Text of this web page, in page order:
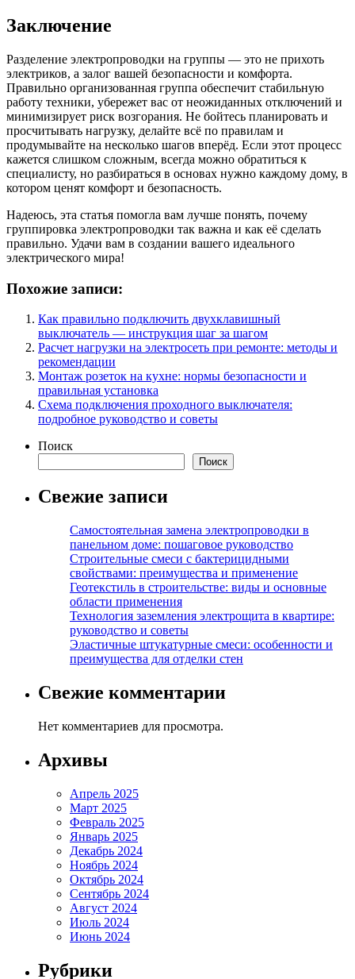
Заключение
Разделение электропроводки на группы — это не прихоть
электриков, а залог вашей безопасности и комфорта.
Правильно организованная группа обеспечит стабильную
работу техники, убережет вас от неожиданных отключений и
минимизирует риск возгорания. Не бойтесь планировать и
просчитывать нагрузку, делайте всё по правилам и
продумывайте на несколько шагов вперёд. Если этот процесс
кажется слишком сложным, всегда можно обратиться к
специалисту, но разбираться в основах нужно каждому дому, в
котором ценят комфорт и безопасность.
Надеюсь, эта статья помогла вам лучше понять, почему
группировка электропроводки так важна и как её сделать
правильно. Удачи вам в создании вашего идеального
электрического мира!
Похожие записи:
Как правильно подключить двухклавишный
выключатель — инструкция шаг за шагом
Расчет нагрузки на электросеть при ремонте: методы и
рекомендации
Монтаж розеток на кухне: нормы безопасности и
правильная установка
Схема подключения проходного выключателя:
подробное руководство и советы
Поиск
Поиск
Свежие записи
Самостоятельная замена электропроводки в
панельном доме: пошаговое руководство
Строительные смеси с бактерицидными
свойствами: преимущества и применение
Геотекстиль в строительстве: виды и основные
области применения
Технология заземления электрощита в квартире:
руководство и советы
Эластичные штукатурные смеси: особенности и
преимущества для отделки стен
Свежие комментарии
Нет комментариев для просмотра.
Архивы
Апрель 2025
Март 2025
Февраль 2025
Январь 2025
Декабрь 2024
Ноябрь 2024
Октябрь 2024
Сентябрь 2024
Август 2024
Июль 2024
Июнь 2024
Рубрики